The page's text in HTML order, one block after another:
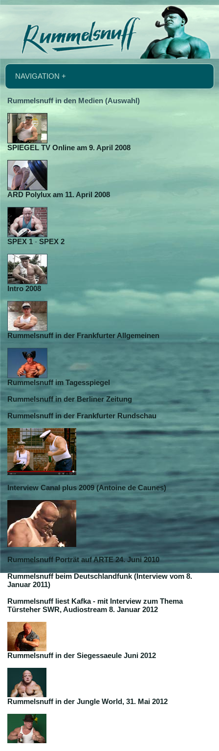
NAVIGATION +
Rummelsnuff in den Medien (Auswahl)
SPIEGEL TV Online am 9. April 2008
ARD Polylux am 11. April 2008
SPEX 1 - SPEX 2
Intro 2008
Rummelsnuff in der Frankfurter Allgemeinen
Rummelsnuff im Tagesspiegel
Rummelsnuff in der Berliner Zeitung
Rummelsnuff in der Frankfurter Rundschau
Interview Canal plus 2009 (Antoine de Caunes)
Rummelsnuff Porträt auf ARTE 24. Juni 2010
Rummelsnuff beim Deutschlandfunk (Interview vom 8.
Januar 2011)
Rummelsnuff liest Kafka - mit Interview zum Thema
Türsteher SWR, Audiostream 8. Januar 2012
Rummelsnuff in der Siegessaeule Juni 2012
Rummelsnuff in der Jungle World, 31. Mai 2012